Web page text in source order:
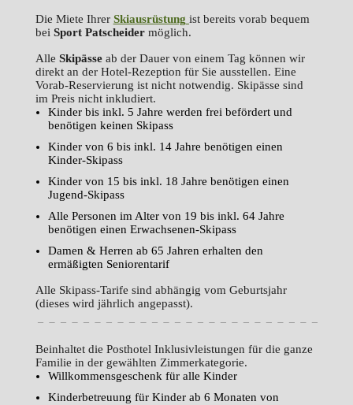
Die Miete Ihrer Skiausrüstung ist bereits vorab bequem
bei Sport Patscheider möglich.
Alle Skipässe ab der Dauer von einem Tag können wir
direkt an der Hotel-Rezeption für Sie ausstellen. Eine
Vorab-Reservierung ist nicht notwendig. Skipässe sind
im Preis nicht inkludiert.
Kinder bis inkl. 5 Jahre werden frei befördert und
benötigen keinen Skipass
Kinder von 6 bis inkl. 14 Jahre benötigen einen
Kinder-Skipass
Kinder von 15 bis inkl. 18 Jahre benötigen einen
Jugend-Skipass
Alle Personen im Alter von 19 bis inkl. 64 Jahre
benötigen einen Erwachsenen-Skipass
Damen & Herren ab 65 Jahren erhalten den
ermäßigten Seniorentarif
Alle Skipass-Tarife sind abhängig vom Geburtsjahr
(dieses wird jährlich angepasst).
Beinhaltet die Posthotel Inklusivleistungen für die ganze
Familie in der gewählten Zimmerkategorie.
Willkommensgeschenk für alle Kinder
Kinderbetreuung für Kinder ab 6 Monaten von